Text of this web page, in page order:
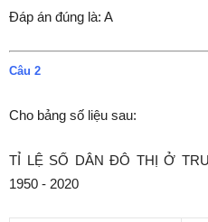
Đáp án đúng là: A
Câu 2
Cho bảng số liệu sau:
TỈ LỆ SỐ DÂN ĐÔ THỊ Ở
1950 - 2020